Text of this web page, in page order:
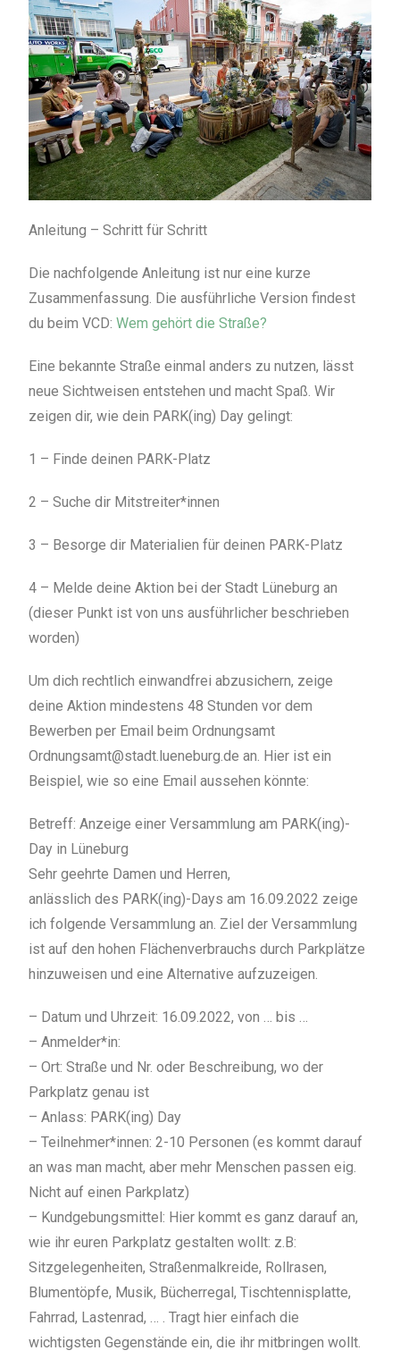
Anleitung – Schritt für Schritt
Die nachfolgende Anleitung ist nur eine kurze
Zusammenfassung. Die ausführliche Version findest
du beim VCD:Wem gehört die Straße?
Eine bekannte Straße einmal anders zu nutzen, lässt
neue Sichtweisen entstehen und macht Spaß. Wir
zeigen dir, wie dein PARK(ing) Day gelingt:
1 – Finde deinen PARK-Platz
2 – Suche dir Mitstreiter*innen
3 – Besorge dir Materialien für deinen PARK-Platz
4 – Melde deine Aktion bei der Stadt Lüneburg an
(dieser Punkt ist von uns ausführlicher beschrieben
worden)
Um dich rechtlich einwandfrei abzusichern, zeige
deine Aktion mindestens 48 Stunden vor dem
Bewerben per Email beim Ordnungsamt
Ordnungsamt@stadt.lueneburg.de an. Hier ist ein
Beispiel, wie so eine Email aussehen könnte:
Betreff: Anzeige einer Versammlung am PARK(ing)-
Day in Lüneburg
Sehr geehrte Damen und Herren,
anlässlich des PARK(ing)-Days am 16.09.2022 zeige
ich folgende Versammlung an. Ziel der Versammlung
ist auf den hohen Flächenverbrauchs durch Parkplätze
hinzuweisen und eine Alternative aufzuzeigen.
– Datum und Uhrzeit: 16.09.2022, von … bis …
– Anmelder*in:
– Ort: Straße und Nr. oder Beschreibung, wo der
Parkplatz genau ist
– Anlass: PARK(ing) Day
– Teilnehmer*innen: 2-10 Personen (es kommt darauf
an was man macht, aber mehr Menschen passen eig.
Nicht auf einen Parkplatz)
– Kundgebungsmittel: Hier kommt es ganz darauf an,
wie ihr euren Parkplatz gestalten wollt: z.B:
Sitzgelegenheiten, Straßenmalkreide, Rollrasen,
Blumentöpfe, Musik, Bücherregal, Tischtennisplatte,
Fahrrad, Lastenrad, … . Tragt hier einfach die
wichtigsten Gegenstände ein, die ihr mitbringen wollt.